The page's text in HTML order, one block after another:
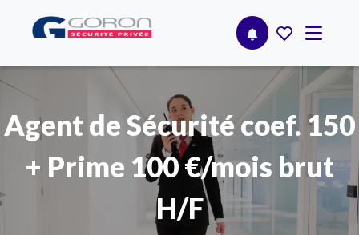
Agent de Sécurité coef. 150
+ Prime 100 €/mois brut
H/F